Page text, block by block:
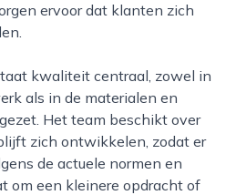
ervoor dat klanten zich
als in de materialen en
Het team beschikt over
zich ontwikkelen, zodat er
de actuele normen en
om een kleinere opdracht of